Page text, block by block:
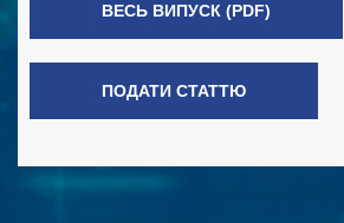
ВЕСЬ ВИПУСК (PDF)
ПОДАТИ СТАТТЮ